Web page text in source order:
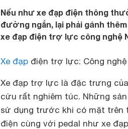
Nếu như xe đạp điện thông
đường ngắn, lại phải gánh
xe đạp điện trợ lực công nghệ
Xe đạp điện trợ lực: Công
Xe đạp trợ lực là đặc trưng
cứu rất nghiêm túc. Những
sử dụng trước khi có mặt
điện cùng với pedal như xe